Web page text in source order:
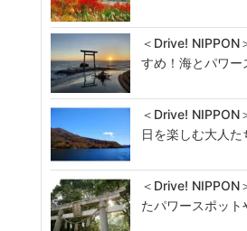
＜Drive! NIPPON
すめ！海とパワ
＜Drive! NIPPON
日を楽しむ大人
＜Drive! NIPPON
たパワースポッ